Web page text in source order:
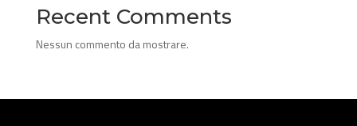
Recent Comments
Nessun commento da mostrare.